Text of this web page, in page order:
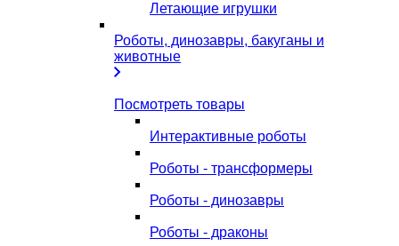
Летающие игрушки
Роботы, динозавры, бакуганы и
животные
Посмотреть товары
Интерактивные роботы
Роботы - трансформеры
Роботы - динозавры
Роботы - драконы